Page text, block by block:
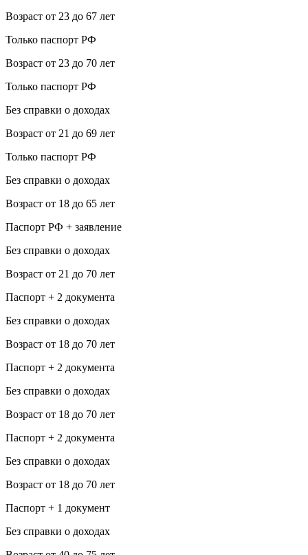
Возраст от 23 до 67 лет
Только паспорт РФ
Возраст от 23 до 70 лет
Только паспорт РФ
Без справки о доходах
Возраст от 21 до 69 лет
Только паспорт РФ
Без справки о доходах
Возраст от 18 до 65 лет
Паспорт РФ + заявление
Без справки о доходах
Возраст от 21 до 70 лет
Паспорт + 2 документа
Без справки о доходах
Возраст от 18 до 70 лет
Паспорт + 2 документа
Без справки о доходах
Возраст от 18 до 70 лет
Паспорт + 2 документа
Без справки о доходах
Возраст от 18 до 70 лет
Паспорт + 1 документ
Без справки о доходах